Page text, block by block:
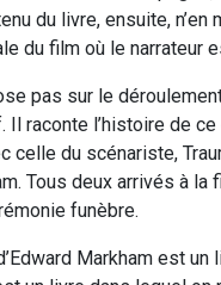
du livre, ensuite,
du film où le narrateur
pas sur le
Il raconte l’histoire de
celle du scénariste,
Tous deux arrivés à
funèbre.
Markham est